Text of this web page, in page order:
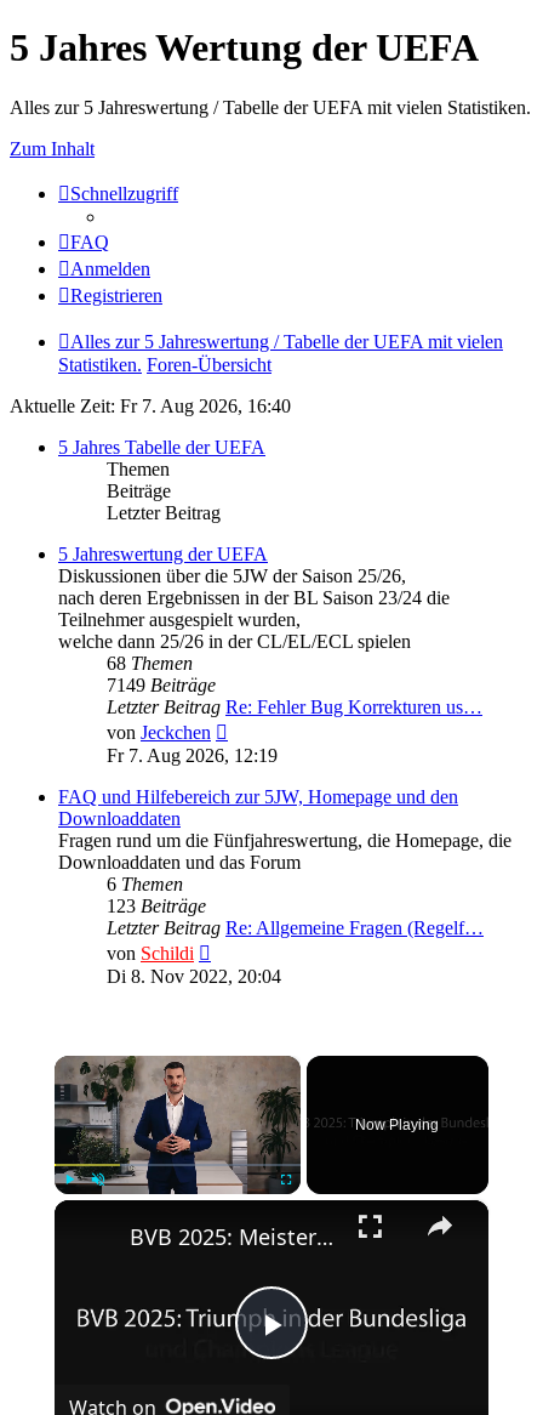
5 Jahres Wertung der UEFA
Alles zur 5 Jahreswertung / Tabelle der UEFA mit vielen Statistiken.
Zum Inhalt
Schnellzugriff
FAQ
Anmelden
Registrieren
Alles zur 5 Jahreswertung / Tabelle der UEFA mit vielen
Statistiken. Foren-Übersicht
Aktuelle Zeit: Fr 7. Aug 2026, 16:40
5 Jahres Tabelle der UEFA
Themen
Beiträge
Letzter Beitrag
5 Jahreswertung der UEFA
Diskussionen über die 5JW der Saison 25/26,
nach deren Ergebnissen in der BL Saison 23/24 die
Teilnehmer ausgespielt wurden,
welche dann 25/26 in der CL/EL/ECL spielen
68 Themen
7149 Beiträge
Letzter Beitrag Re: Fehler Bug Korrekturen us…
von Jeckchen
Beitrag
Fr 7. Aug 2026, 12:19
FAQ und Hilfebereich zur 5JW, Homepage und den
Downloaddaten
Fragen rund um die Fünfjahreswertung, die Homepage, die
Downloaddaten und das Forum
6 Themen
123 Beiträge
Letzter Beitrag Re: Allgemeine Fragen (Regelf…
von Schildi
Beitrag
Di 8. Nov 2022, 20:04
×
Now Playing
×
Play
BVB 2025: Meisterschaft und Champions League-Erfolg
Watch on